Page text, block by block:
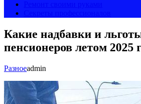
Какие надбавки и
пенсионеров летом 2025
Разноеadmin